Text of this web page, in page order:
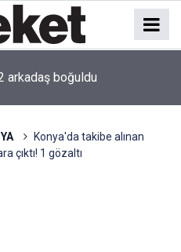
arkadaş boğuldu
Konya'da takibe alınan
çıktı! 1 gözaltı